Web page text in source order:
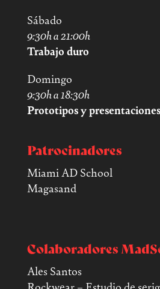
Sábado
9:30h a 21:00h
Trabajo duro
Domingo
9:30h a 18:30h
Prototipos y presentaciones
Patrocinadores
Miami AD School
Magasand
Colaboradores
Ales Santos